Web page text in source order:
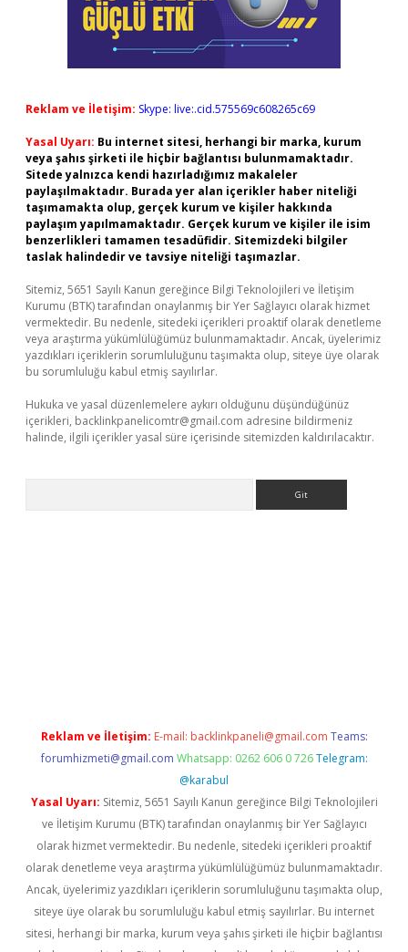
Reklam ve İletişim: Skype: live:.cid.575569c608265c69
Yasal Uyarı: Bu internet sitesi, herhangi bir marka, kurum
veya şahıs şirketi ile hiçbir bağlantısı bulunmamaktadır.
Sitede yalnızca kendi hazırladığımız makaleler
paylaşılmaktadır. Burada yer alan içerikler haber niteliği
taşımamakta olup, gerçek kurum ve kişiler hakkında
paylaşım yapılmamaktadır. Gerçek kurum ve kişiler ile isim
benzerlikleri tamamen tesadüfidir. Sitemizdeki bilgiler
taslak halindedir ve tavsiye niteliği taşımazlar.
Sitemiz, 5651 Sayılı Kanun gereğince Bilgi Teknolojileri ve İletişim
Kurumu (BTK) tarafından onaylanmış bir Yer Sağlayıcı olarak hizmet
vermektedir. Bu nedenle, sitedeki içerikleri proaktif olarak denetleme
veya araştırma yükümlülüğümüz bulunmamaktadır. Ancak, üyelerimiz
yazdıkları içeriklerin sorumluluğunu taşımakta olup, siteye üye olarak
bu sorumluluğu kabul etmiş sayılırlar.
Hukuka ve yasal düzenlemelere aykırı olduğunu düşündüğünüz
içerikleri, backlinkpanelicomtr@gmail.com adresine bildirmeniz
halinde, ilgili içerikler yasal süre içerisinde sitemizden kaldırılacaktır.
Reklam ve İletişim: E-mail: backlinkpaneli@gmail.com Teams:
forumhizmeti@gmail.com Whatsapp: 0262 606 0 726 Telegram:
@karabul
Yasal Uyarı: Sitemiz, 5651 Sayılı Kanun gereğince Bilgi Teknolojileri
ve İletişim Kurumu (BTK) tarafından onaylanmış bir Yer Sağlayıcı
olarak hizmet vermektedir. Bu nedenle, sitedeki içerikleri proaktif
olarak denetleme veya araştırma yükümlülüğümüz bulunmamaktadır.
Ancak, üyelerimiz yazdıkları içeriklerin sorumluluğunu taşımakta olup,
siteye üye olarak bu sorumluluğu kabul etmiş sayılırlar. Bu internet
sitesi, herhangi bir marka, kurum veya şahıs şirketi ile hiçbir bağlantısı